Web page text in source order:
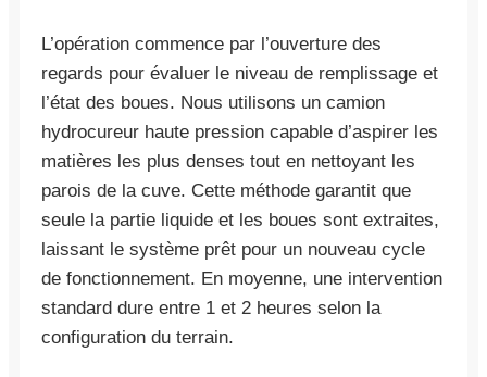
L’opération commence par l’ouverture des
regards pour évaluer le niveau de remplissage et
l’état des boues. Nous utilisons un camion
hydrocureur haute pression capable d’aspirer les
matières les plus denses tout en nettoyant les
parois de la cuve. Cette méthode garantit que
seule la partie liquide et les boues sont extraites,
laissant le système prêt pour un nouveau cycle
de fonctionnement. En moyenne, une intervention
standard dure entre 1 et 2 heures selon la
configuration du terrain.